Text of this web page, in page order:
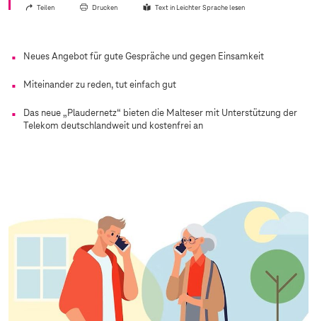
Teilen Drucken Text in Leichter Sprache lesen
Neues Angebot für gute Gespräche und gegen Einsamkeit
Miteinander zu reden, tut einfach gut
Das neue „Plaudernetz“ bieten die Malteser mit Unterstützung der
Telekom deutschlandweit und kostenfrei an